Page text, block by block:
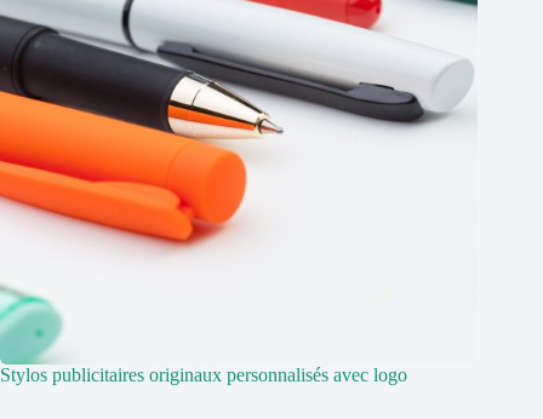
Stylos publicitaires originaux personnalisés avec logo